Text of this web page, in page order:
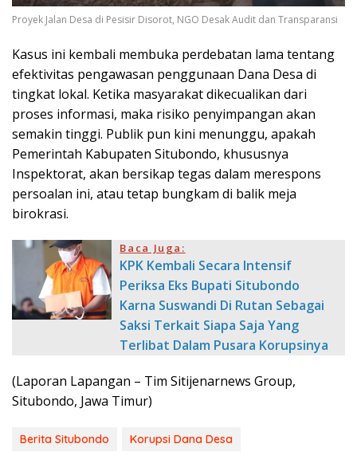
Proyek Jalan Desa di Pesisir Disorot, NGO Desak Audit dan Transparansi
Kasus ini kembali membuka perdebatan lama tentang
efektivitas pengawasan penggunaan Dana Desa di
tingkat lokal. Ketika masyarakat dikecualikan dari
proses informasi, maka risiko penyimpangan akan
semakin tinggi. Publik pun kini menunggu, apakah
Pemerintah Kabupaten Situbondo, khususnya
Inspektorat, akan bersikap tegas dalam merespons
persoalan ini, atau tetap bungkam di balik meja
birokrasi.
Baca Juga:
KPK Kembali Secara Intensif
Periksa Eks Bupati Situbondo
Karna Suswandi Di Rutan Sebagai
Saksi Terkait Siapa Saja Yang
Terlibat Dalam Pusara Korupsinya
(Laporan Lapangan – Tim Sitijenarnews Group,
Situbondo, Jawa Timur)
Berita Situbondo Korupsi Dana Desa